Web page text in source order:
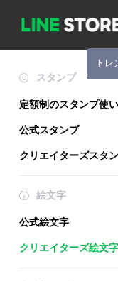
ト
スタンプ
定額制のスタンプ使
公式スタンプ
クリエイターズスタ
絵文字
公式絵文字
クリエイターズ絵文字